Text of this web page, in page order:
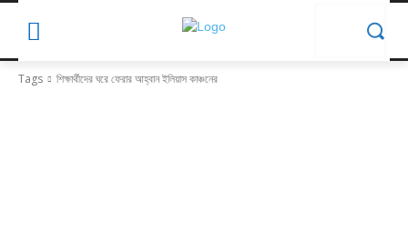
Tags শিক্ষার্থীদের ঘরে ফেরার আহ্বান ইলিয়াস কাঞ্চনের